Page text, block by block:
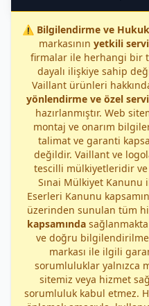
⚠️ Bilgilendirme ve
markasının yetkili
firmalar ile herhangi bir
dayalı ilişkiye sahip
Vaillant ürünleri
yönlendirme ve özel
hazırlanmıştır. Web
montaj ve onarım
talimat ve garanti
değildir. Vaillant ve
tescilli mülkiyetleridir ve
Sınai Mülkiyet Kanunu
Eserleri Kanunu
üzerinden sunulan tüm
kapsamındasağlanmakta
ve doğru
markası ile ilgili
sorumluluklar yalnızca
sitemiz veya hizmet
sorumluluk kabul etmez.